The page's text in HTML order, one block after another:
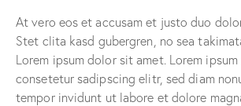
At vero eos et accusam et justo duo
Stet clita kasd gubergren, no sea
Lorem ipsum dolor sit amet. Lorem
consetetur sadipscing elitr, sed diam
tempor invidunt ut labore et dolore